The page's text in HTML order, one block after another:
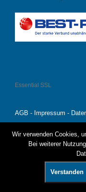
Essential SSL
AGB - Impressum -
Reisebüro
Alle
Wir verwenden Cookies,
Bei weiterer
Verstanden